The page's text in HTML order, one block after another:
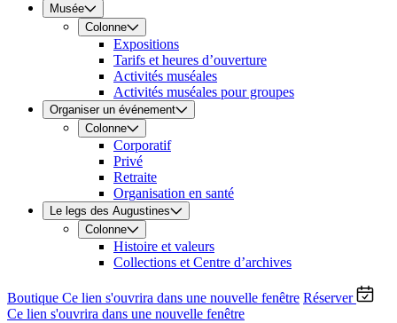
Musée
Colonne
Expositions
Tarifs et heures d’ouverture
Activités muséales
Activités muséales pour groupes
Organiser un événement
Colonne
Corporatif
Privé
Retraite
Organisation en santé
Le legs des Augustines
Colonne
Histoire et valeurs
Collections et Centre d’archives
Boutique Ce lien s'ouvrira dans une nouvelle fenêtre Réserver
Ce lien s'ouvrira dans une nouvelle fenêtre